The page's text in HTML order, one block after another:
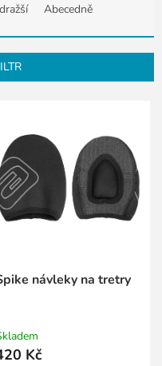
Abecedně
návleky na tretry
Kč